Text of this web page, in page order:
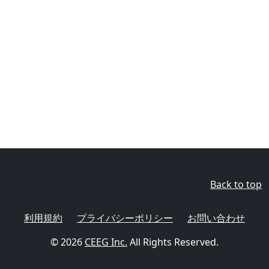
Back to top
利用規約 プライバシーポリシー
お問い合わせ
© 2026 CEEG Inc. All Rights Reserved.